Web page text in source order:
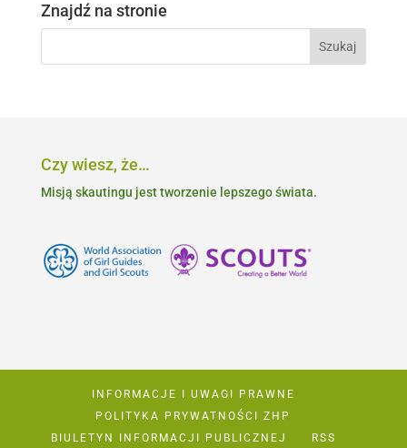
Znajdź na stronie
Czy wiesz, że…
Misją skautingu jest tworzenie lepszego świata.
INFORMACJE I UWAGI PRAWNE
POLITYKA PRYWATNOŚCI ZHP
BIULETYN INFORMACJI PUBLICZNEJ
RSS